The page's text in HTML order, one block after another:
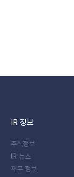
IR 정보
주식정보
IR 뉴스
재무 정보